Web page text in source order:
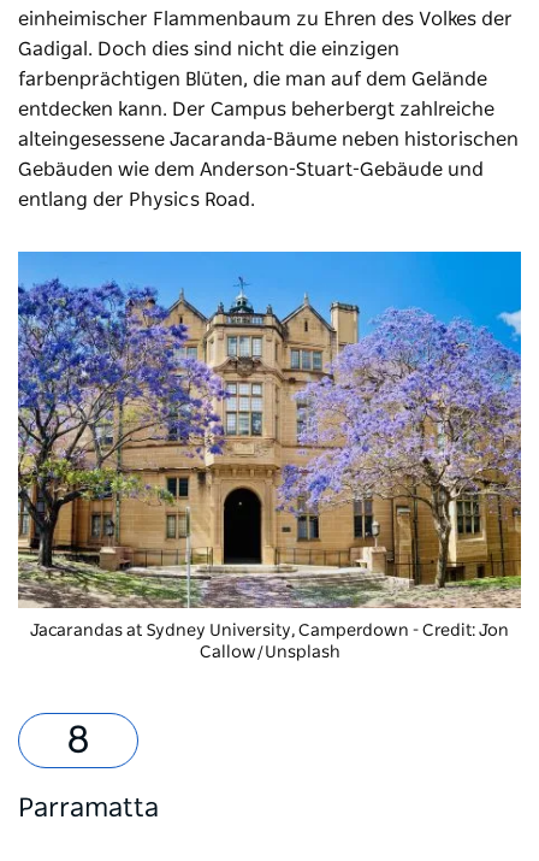
einheimischer Flammenbaum zu Ehren des Volkes der
Gadigal. Doch dies sind nicht die einzigen
farbenprächtigen Blüten, die man auf dem Gelände
entdecken kann. Der Campus beherbergt zahlreiche
alteingesessene Jacaranda-Bäume neben historischen
Gebäuden wie dem Anderson-Stuart-Gebäude und
entlang der Physics Road.
Jacarandas at Sydney University, Camperdown - Credit: Jon
Callow/Unsplash
Parramatta